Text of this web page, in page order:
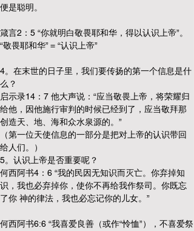
便是聪明。
箴言2：5 “你就明白敬畏耶和华，得以认识上帝”。
“敬畏耶和华” = “认识上帝”
4。在末世的日子里，我们要传扬的第一个信息是什
么？
启示录14：7 他大声说：“应当敬畏上帝，将荣耀归
给他，因他施行审判的时候已经到了，应当敬拜那
创造天、地、海和众水泉源的。”
（第一位天使信息的一部分是把对上帝的认识带回
给人们。）
5。认识上帝是否重要呢？
何西阿书4：6 “我的民因无知识而灭亡。你弃掉知
识，我也必弃掉你，使你不再给我作祭司。你既忘
了你 神的律法，我也必忘记你的儿女。”
何西阿书6:6 “我喜爱良善（或作“怜恤”），不喜爱祭